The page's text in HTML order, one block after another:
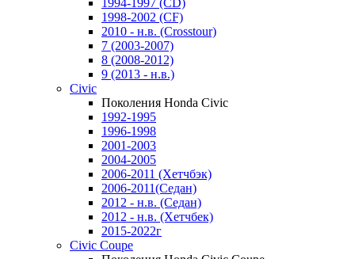
1994-1997 (CD)
1998-2002 (CF)
2010 - н.в. (Crosstour)
7 (2003-2007)
8 (2008-2012)
9 (2013 - н.в.)
Civic
Поколения Honda Civic
1992-1995
1996-1998
2001-2003
2004-2005
2006-2011 (Хетчбэк)
2006-2011(Седан)
2012 - н.в. (Седан)
2012 - н.в. (Хетчбек)
2015-2022г
Civic Coupe